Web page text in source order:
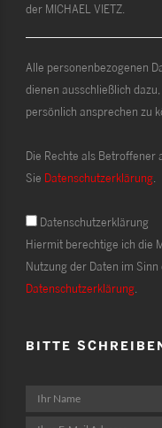
der MICHAEL VIETZ.
Alle personenbezogenen
dienen ausschließlich
persönlich ansprechen zu
Die Rechte als Betroffener
Sie Datenschutzerklärung.
Datenschutzerklärung
Hiermit berechtige ich die
Nutzung der Daten im
Datenschutzerklärung.
BITTE